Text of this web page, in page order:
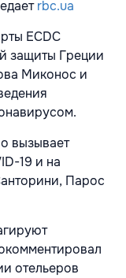
rbc.ua
ECDC
защиты Греции
Миконос и
вызывает
19 и на
Парос
отельеров